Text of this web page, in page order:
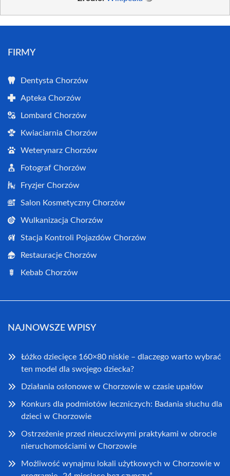
FIRMY
Dentysta Chorzów
Apteka Chorzów
Lombard Chorzów
Kwiaciarnia Chorzów
Weterynarz Chorzów
Fotograf Chorzów
Fryzjer Chorzów
Salon Kosmetyczny Chorzów
Wulkanizacja Chorzów
Stacja Kontroli Pojazdów Chorzów
Restauracje Chorzów
Kebab Chorzów
NAJNOWSZE WPISY
Łóżko dziecięce 160×80 niskie – dlaczego warto wybrać
ten model dla swojego dziecka?
Działania osłonowe w Chorzowie w czasie upałów
Konkurs dla podmiotów leczniczych: Badania słuchu dla
dzieci w Chorzowie
Ostrzeżenie przed nieuczciwymi praktykami w obrocie
nieruchomościami w Chorzowie
Możliwość wynajmu lokali użytkowych w Chorzowie w